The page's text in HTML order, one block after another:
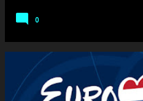
0